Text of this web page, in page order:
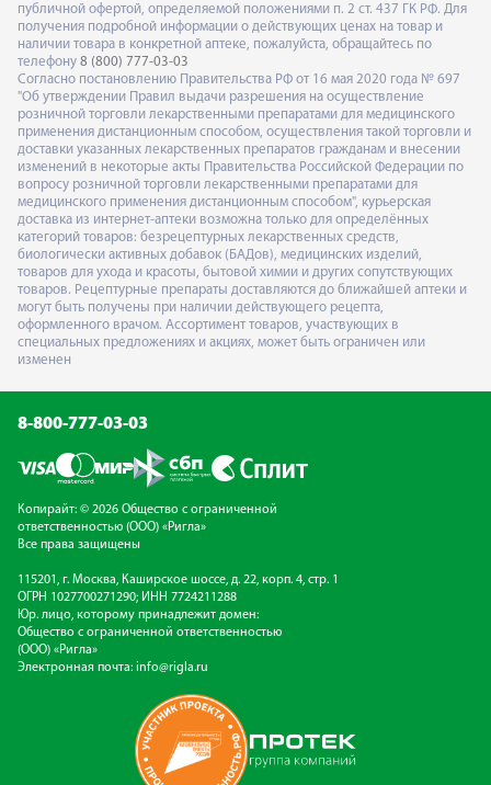
публичной офертой, определяемой положениями п. 2 ст. 437 ГК РФ. Для
получения подробной информации о действующих ценах на товар и
наличии товара в конкретной аптеке, пожалуйста, обращайтесь по
телефону 8 (800) 777-03-03
Согласно постановлению Правительства РФ от 16 мая 2020 года № 697
"Об утверждении Правил выдачи разрешения на осуществление
розничной торговли лекарственными препаратами для медицинского
применения дистанционным способом, осуществления такой торговли и
доставки указанных лекарственных препаратов гражданам и внесении
изменений в некоторые акты Правительства Российской Федерации по
вопросу розничной торговли лекарственными препаратами для
медицинского применения дистанционным способом", курьерская
доставка из интернет-аптеки возможна только для определённых
категорий товаров: безрецептурных лекарственных средств,
биологически активных добавок (БАДов), медицинских изделий,
товаров для ухода и красоты, бытовой химии и других сопутствующих
товаров. Рецептурные препараты доставляются до ближайшей аптеки и
могут быть получены при наличии действующего рецепта,
оформленного врачом. Ассортимент товаров, участвующих в
специальных предложениях и акциях, может быть ограничен или
изменен
8-800-777-03-03
Копирайт: © 2026 Общество с ограниченной
ответственностью (ООО) «Ригла»
Все права защищены
115201, г. Москва, Каширское шоссе, д. 22, корп. 4, стр. 1
ОГРН 1027700271290; ИНН 7724211288
Юр. лицо, которому принадлежит домен:
Общество с ограниченной ответственностью
(ООО) «Ригла»
Электронная почта: info@rigla.ru